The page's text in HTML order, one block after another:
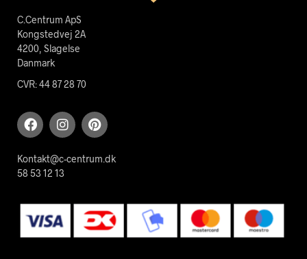
C.Centrum ApS
Kongstedvej 2A
4200, Slagelse
Danmark
CVR: 44 87 28 70
Kontakt@c-centrum.dk
58 53 12 13